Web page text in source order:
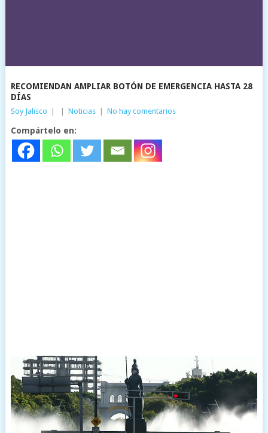
RECOMIENDAN AMPLIAR BOTÓN DE EMERGENCIA HASTA 28
DÍAS
Soy Jalisco Noticias No hay comentarios
Compártelo en: